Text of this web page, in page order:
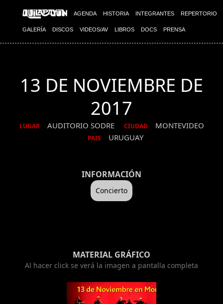
AGENDA HISTORIA INTEGRANTES REPERTORIO
GALERÍA DISCOS VIDEOS/AV LIBROS DOCS PRENSA
13 DE NOVIEMBRE DE
2017
LUGAR AUDITORIO SODRE CIUDAD MONTEVIDEO
PAIS URUGUAY
INFORMACIÓN
Concierto
MATERIAL GRÁFICO
Al hacer click se verá la imagen a pantalla completa